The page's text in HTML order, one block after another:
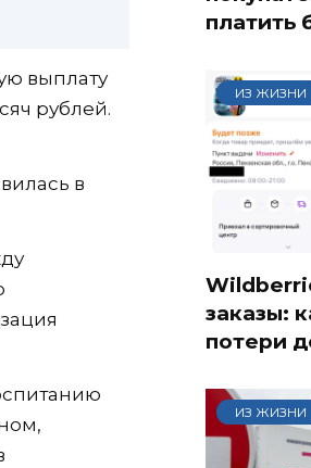
выплату
рублей.
в
платить
ИЗ ЖИЗНИ
заказы:
потери
ИЗ ЖИЗНИ